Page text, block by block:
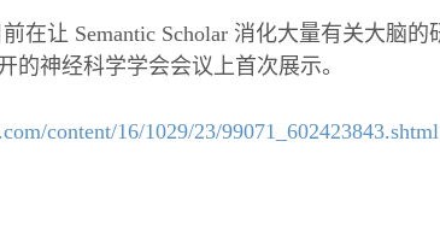
在让 Semantic Scholar 消化大量有关大脑
的神经科学学会会议上首次展示。
content/16/1029/23/99071_602423843.shtml